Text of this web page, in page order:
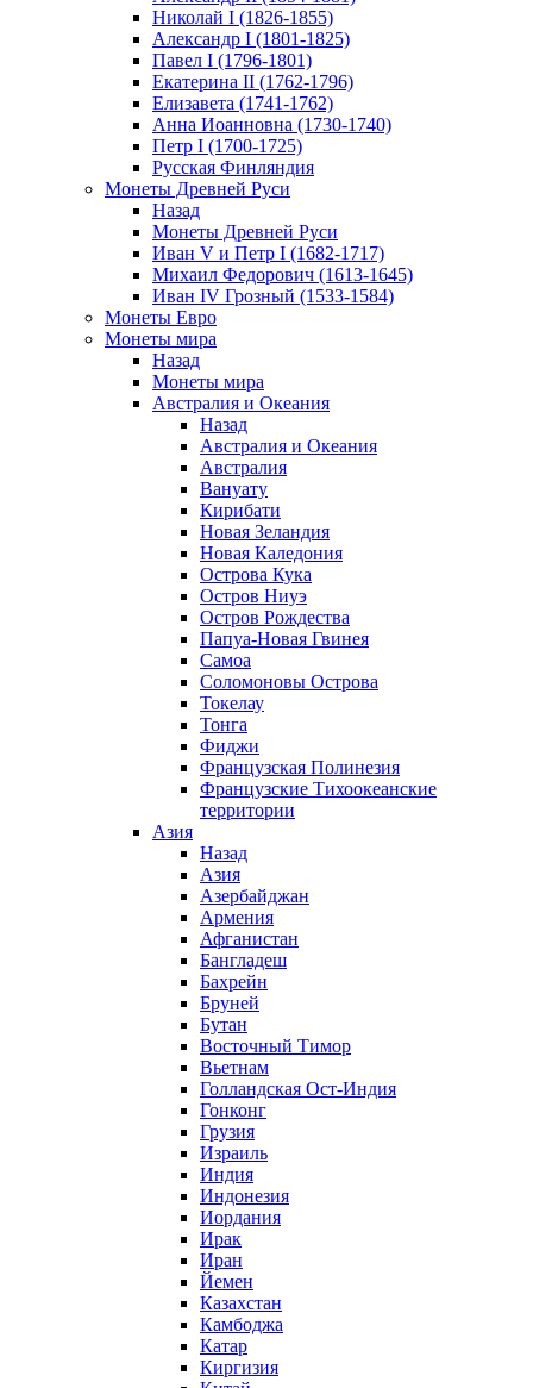
Николай I (1826-1855)
Александр I (1801-1825)
Павел I (1796-1801)
Екатерина II (1762-1796)
Елизавета (1741-1762)
Анна Иоанновна (1730-1740)
Петр I (1700-1725)
Русская Финляндия
Монеты Древней Руси
Назад
Монеты Древней Руси
Иван V и Петр I (1682-1717)
Михаил Федорович (1613-1645)
Иван IV Грозный (1533-1584)
Монеты Евро
Монеты мира
Назад
Монеты мира
Австралия и Океания
Назад
Австралия и Океания
Австралия
Вануату
Кирибати
Новая Зеландия
Новая Каледония
Острова Кука
Остров Ниуэ
Остров Рождества
Папуа-Новая Гвинея
Самоа
Соломоновы Острова
Токелау
Тонга
Фиджи
Французская Полинезия
Французские Тихоокеанские
территории
Азия
Назад
Азия
Азербайджан
Армения
Афганистан
Бангладеш
Бахрейн
Бруней
Бутан
Восточный Тимор
Вьетнам
Голландская Ост-Индия
Гонконг
Грузия
Израиль
Индия
Индонезия
Иордания
Ирак
Иран
Йемен
Казахстан
Камбоджа
Катар
Киргизия